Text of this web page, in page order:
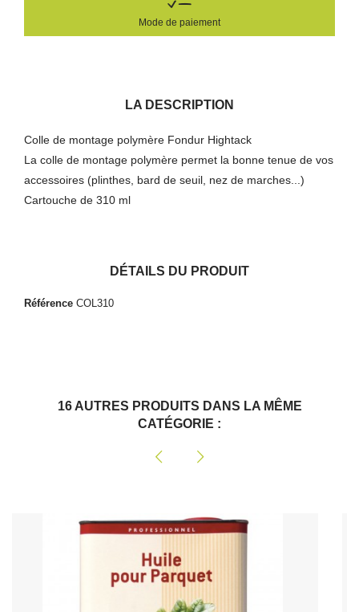
Mode de paiement
LA DESCRIPTION
Colle de montage polymère Fondur Hightack
La colle de montage polymère permet la bonne tenue de vos
accessoires (plinthes, bard de seuil, nez de marches...)
Cartouche de 310 ml
DÉTAILS DU PRODUIT
Référence COL310
16 AUTRES PRODUITS DANS LA MÊME
CATÉGORIE :